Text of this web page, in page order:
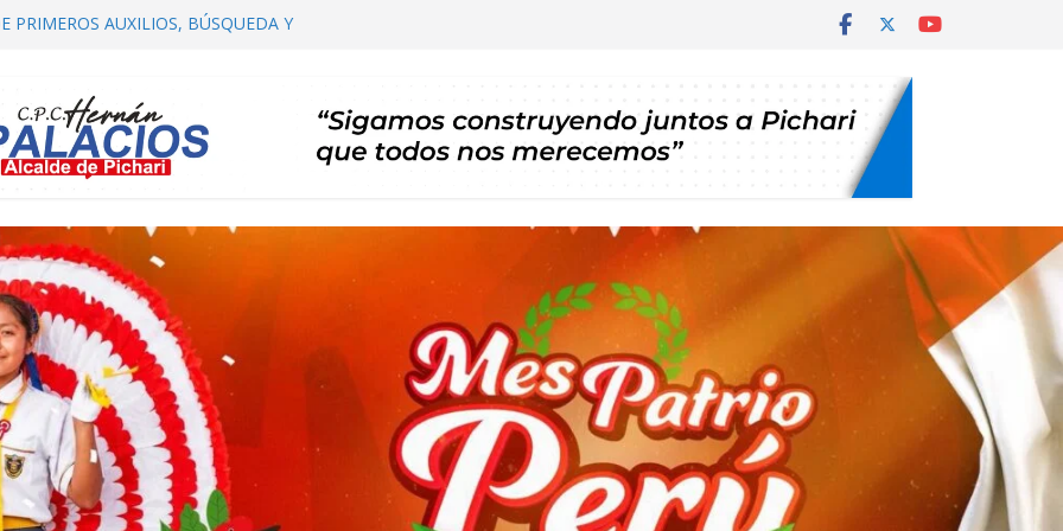
PRIMEROS AUXILIOS, BÚSQUEDA Y
PARTICIPA EN EL PRIMER
COMUNALES
DE PLAN DE DESARROLLO
2026 – 2035 ETAPA DE PROPUESTAS
TE INVITA A SU I FESTIVAL DEL CAFÉ